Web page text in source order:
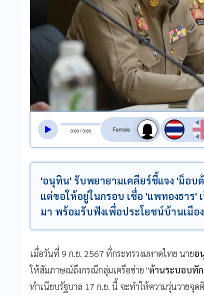
0:00/0:00
สลับเสียงอ่าน
'อนุทิน' รับพยายามเคลียร์ชี้แจง 'ม็อ
แต่ขอให้อยู่ในกรอบ เชื่อ 'แพทองธาร
มา พร้อมรับฟังเพื่อประโยชน์บ้านเมือง
เมื่อวันที่ 9 ก.ย. 2567 ที่กระทรวงมหาดไทย นายอ
ให้สัมภาษณ์ถึงกรณีกลุ่มเครือข่าย "ต้านระบอบทั
ทำเนียบรัฐบาล 17 ก.ย. นี้ จะทำให้ความวุ่นวายจุ